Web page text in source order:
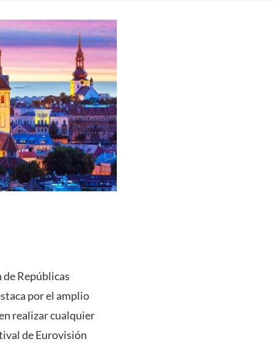
Repúblicas
por el amplio
realizar cualquier
de Eurovisión